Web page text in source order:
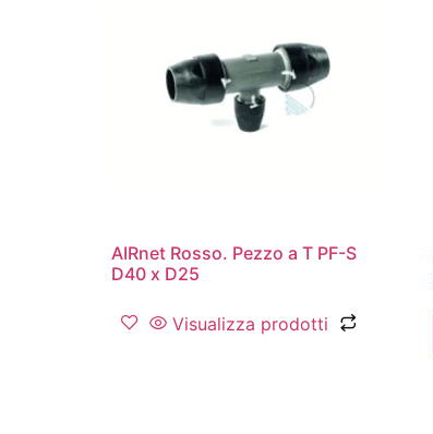
AIRnet Rosso. Pezzo a T PF-S
D40 x D25
Visualizza prodotti